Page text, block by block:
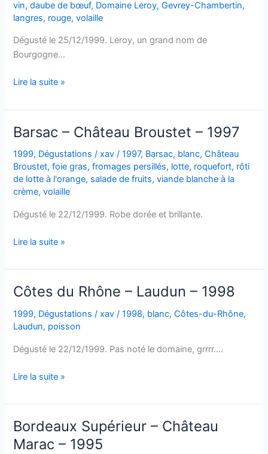
vin,daube de bœuf, Domaine Leroy,Gevrey-Chambertin,
langres, rouge,volaille
Dégusté le 25/12/1999. Leroy, un grand nom de
Bourgogne…
Gevrey-
–
Domaine
Leroy
–
1987
Lire la suite »
Barsac – Château Broustet – 1997
1999, Dégustations /xav/1997, Barsac, blanc,Château
Broustet,foie gras,fromages persillés, lotte, roquefort, rôti
de lotte à l'orange, salade de fruits,viande blanche à la
crème,volaille
Dégusté le 22/12/1999. Robe dorée et brillante.
Barsac
Château
Broustet
–
1997
Lire la suite »
Côtes du Rhône – Laudun – 1998
1999, Dégustations /xav/1998, blanc,Côtes-du-Rhône,
Laudun, poisson
Dégusté le 22/12/1999. Pas noté le domaine, grrrr….
Côtes
Rhône
–
Laudun
–
Lire la suite »
Bordeaux Supérieur – Château
Marac – 1995